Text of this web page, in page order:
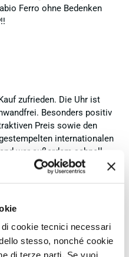
cookie tecnici necessari
stesso, nonché cookie
di terze parti. Se vuoi
Ferro ohne Bedenken
zufrieden. Die Uhr ist
Besonders positiv
Preis sowie den
internationalen
war außerdem schnell.
da die Lieferung nicht
Seiko-Händler
entsprach nicht der
Modell aus offiziellen
(andere Box und anderes
Hangtags mit